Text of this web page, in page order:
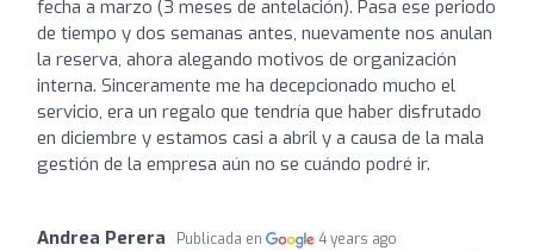
fecha a marzo (3 meses de antelación). Pasa ese periodo
de tiempo y dos semanas antes, nuevamente nos anulan
la reserva, ahora alegando motivos de organización
interna. Sinceramente me ha decepcionado mucho el
servicio, era un regalo que tendría que haber disfrutado
en diciembre y estamos casi a abril y a causa de la mala
gestión de la empresa aún no se cuándo podré ir.
Andrea Perera Publicada en 4 years ago